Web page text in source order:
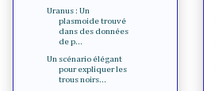
Uranus : Un
plasmoide trouvé
dans des données
de p...
Un scénario élégant
pour expliquer les
trous noirs...